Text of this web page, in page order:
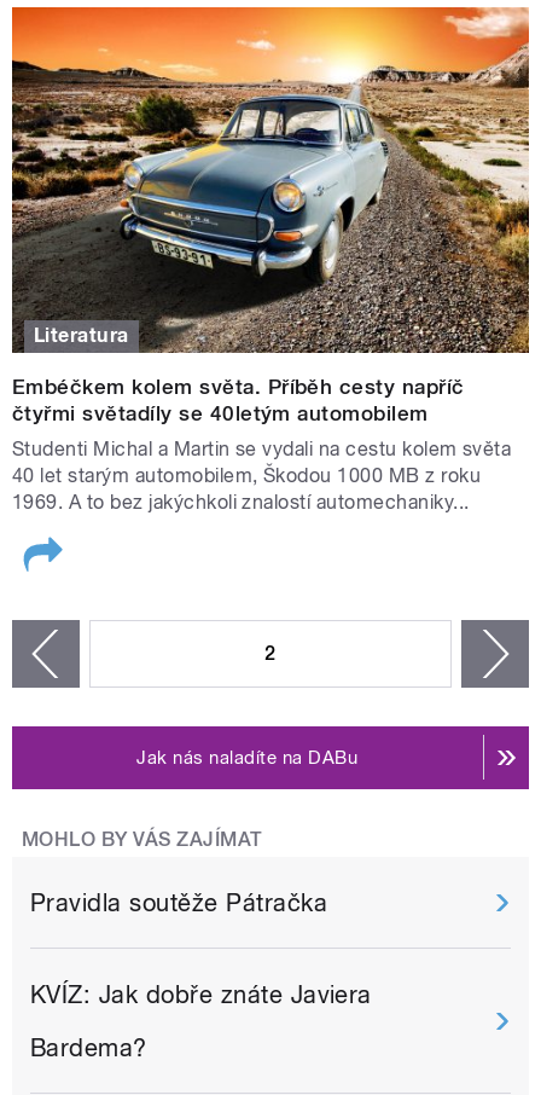
Literatura
Embéčkem kolem světa. Příběh cesty napříč
čtyřmi světadíly se 40letým automobilem
Studenti Michal a Martin se vydali na cestu kolem světa
40 let starým automobilem, Škodou 1000 MB z roku
1969. A to bez jakýchkoli znalostí automechaniky...
2
Jak nás naladíte na DABu
MOHLO BY VÁS ZAJÍMAT
Pravidla soutěže Pátračka
KVÍZ: Jak dobře znáte Javiera
Bardema?